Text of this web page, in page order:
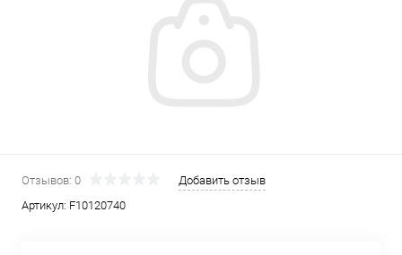
Отзывов: 0
Добавить отзыв
Артикул: F10120740